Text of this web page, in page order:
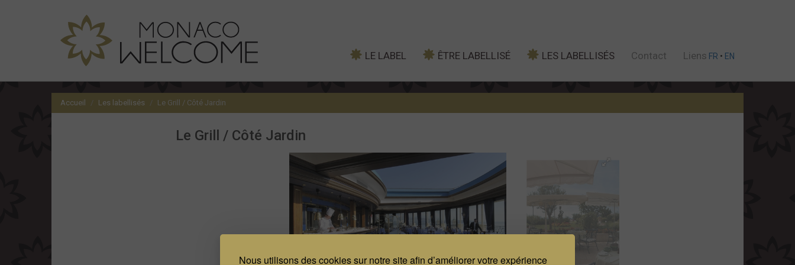
Nous utilisons des cookies sur notre site afin d’améliorer votre expérience
LE LABEL ÊTRE LABELLISÉ LES LABELLISÉS Contact Liens FR • EN
Accueil Les labellisés Le Grill / Côté Jardin
Le Grill / Côté Jardin